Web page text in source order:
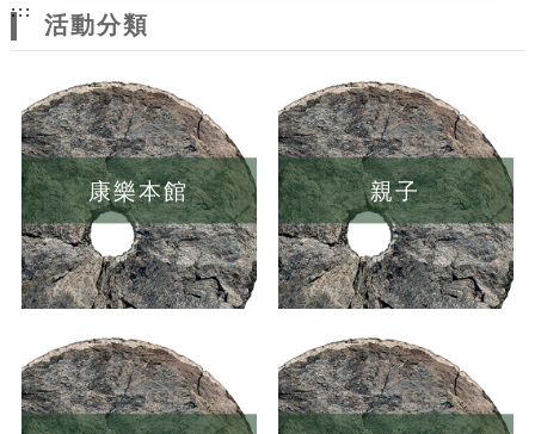
:::
活動分類
康樂本館 親子